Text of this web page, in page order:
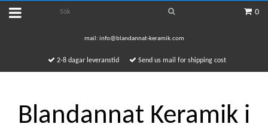
0
mail: info@blandannat-keramik.com
2-8 dagar leveranstid Send us mail for shipping cost
Blandannat Keramik i